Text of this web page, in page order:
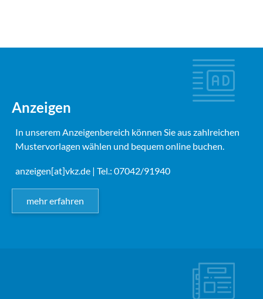
Anzeigen
In unserem Anzeigenbereich können Sie aus zahlreichen
Mustervorlagen wählen und bequem online buchen.
anzeigen[at]vkz.de | Tel.: 07042/91940
mehr erfahren